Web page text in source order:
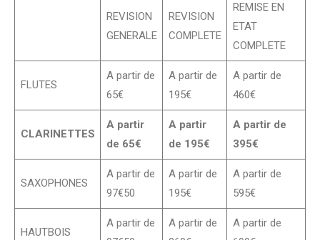
REVISION
GENERALE
REVISION
COMPLETE
REMISE EN
ETAT
COMPLETE
FLUTES
A partir de
65€
A partir de
195€
A partir de
460€
CLARINETTES
A partir
de 65€
A partir
de 195€
A partir de
395€
SAXOPHONES
A partir de
97€50
A partir de
195€
A partir de
595€
HAUTBOIS
A partir de
A partir de
A partir de